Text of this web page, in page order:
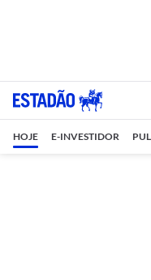
HOJE E-INVESTIDOR